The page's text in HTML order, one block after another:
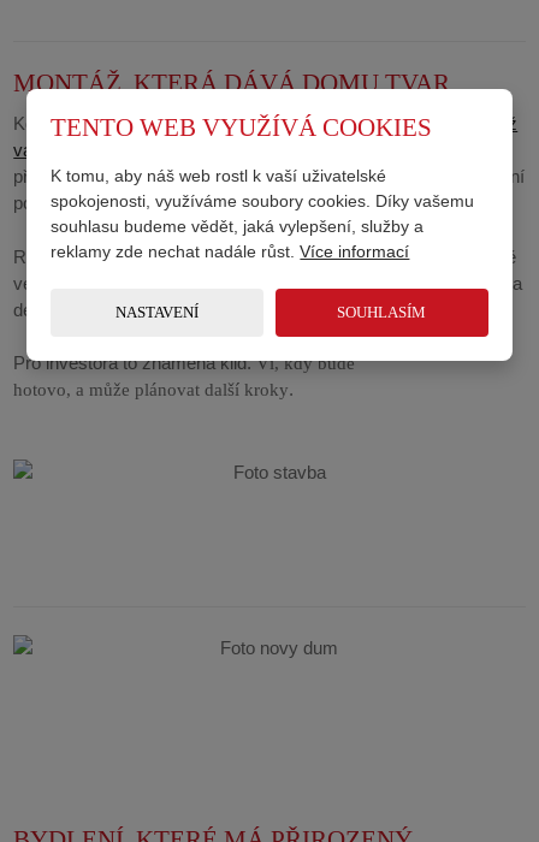
MONTÁŽ, KTERÁ DÁVÁ DOMU TVAR
Když jsou prvky hotové, přichází jejich převoz na stavbu
Montáž
vazníků
připravené zdivo a během krátké chvíle získá dům svou základní
podobu.
Rychlost ale neznamená horší výsledek. Naopak. Díky přípravě
ve výrobě je montáž
. Stavba není dlouhé týdny vystavena
dešti a okolí není zatěžováno zbytečným hlukem a odpadem.
Pro investora to znamená klid.Ví, kdy bude
hotovo, a může plánovat další kroky.
TENTO WEB VYUŽÍVÁ COOKIES
K tomu, aby náš web rostl k vaší uživatelské
spokojenosti, využíváme soubory cookies. Díky vašemu
souhlasu budeme vědět, jaká vylepšení, služby a
reklamy zde nechat nadále růst.Více informací
NASTAVENÍ SOUHLASÍM